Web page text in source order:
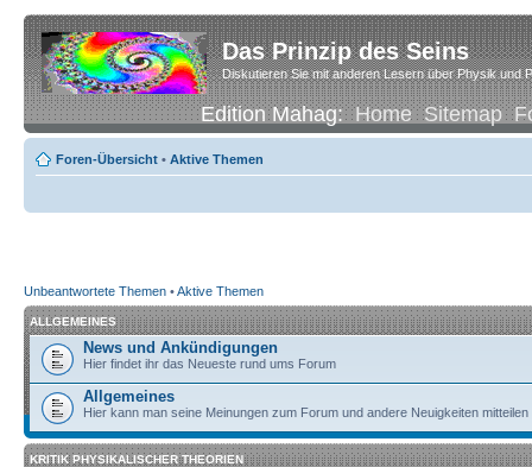
Das Prinzip des Seins
Diskutieren Sie mit anderen Lesern über Physik und
Edition Mahag:Home Sitemap
Foren-Übersicht • Aktive Themen
Unbeantwortete Themen •Aktive Themen
ALLGEMEINES
News und Ankündigungen
Hier findet ihr das Neueste rund ums Forum
Allgemeines
Hier kann man seine Meinungen zum Forum und andere Neuigkeiten mitteilen
KRITIK PHYSIKALISCHER THEORIEN